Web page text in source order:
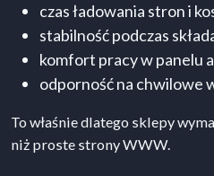
czas ładowania stron i
stabilność podczas
komfort pracy w panelu
odporność na chwilowe
To właśnie dlatego sklepy
niż proste strony WWW.